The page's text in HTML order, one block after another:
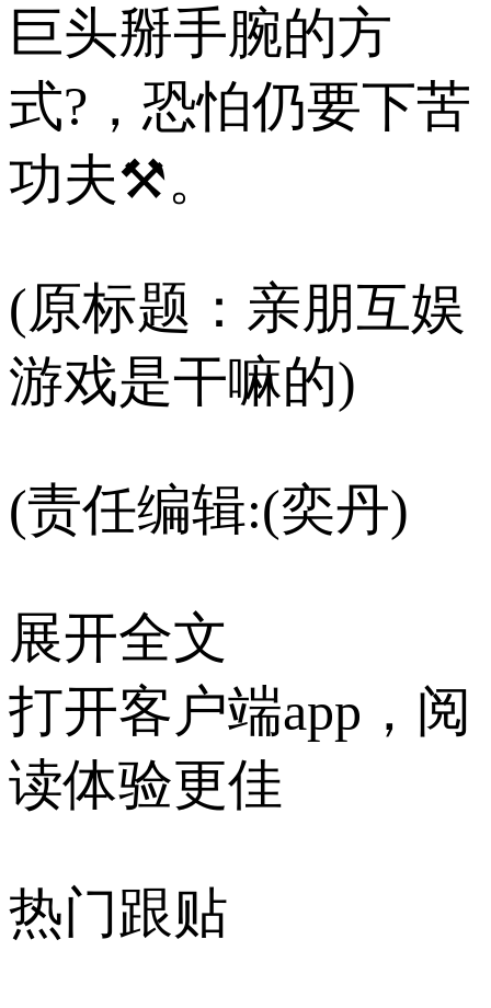
巨头掰手腕的方
式?，恐怕仍要下苦
功夫⚒。
(原标题：亲朋互娱
游戏是干嘛的)
(责任编辑:(奕丹)
展开全文
打开客户端app，阅
读体验更佳
热门跟贴